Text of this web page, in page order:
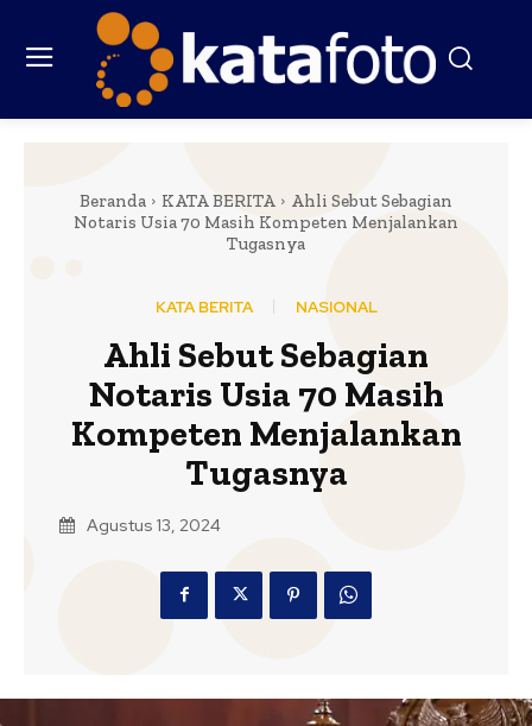
Beranda KATA BERITA
Ahli Sebut Sebagian
Notaris Usia 70 Masih Kompeten Menjalankan
Tugasnya
KATA BERITA NASIONAL
Ahli Sebut Sebagian
Notaris Usia 70 Masih
Kompeten Menjalankan
Tugasnya
Agustus 13, 2024